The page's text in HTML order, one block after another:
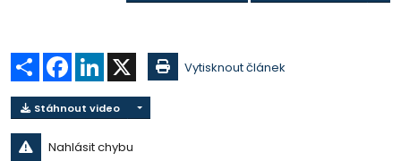
Sdílet Facebook
LinkedIn Vytisknout článek
Stáhnout video
Nahlásit chybu